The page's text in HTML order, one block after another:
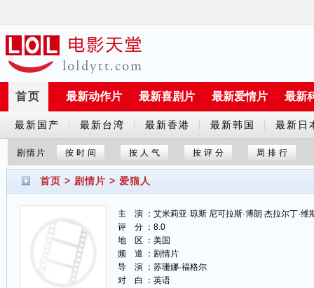
首页 最新动作片 最新喜剧片 最新爱情片 最新
最新国产
剧
最新台湾 最新香港 最新韩国 最新日
剧情片 按时间 按人气 按评分 周排行
首页 > 剧情片 > 爱猫人
主 演 ：艾米莉亚·琼斯 尼可拉斯·博朗 杰拉尔丁·维
评 分 ：8.0
地 区 ：美国
频 道 ：剧情片
导 演 ：苏珊娜·福格尔
对 白 ：英语